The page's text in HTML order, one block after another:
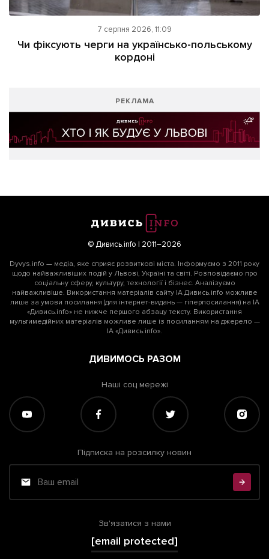
7 серпня 2026, 11:09
Чи фіксують черги на українсько-польському
кордоні
РЕКЛАМА
© Дивись.info | 2011–2026
Dyvys.info — медіа, яке сприяє розвиткові міста. Інформуємо з 2011 року
щодо найважливіших подій у Львові, Україні та світі. Розповідаємо про
соціальну сферу, культуру, технології і бізнес. Аналізуємо
найважливіше. Використання матеріалів сайту ІА Дивись.info можливе
лише за умови посилання (для інтернет-видань — гіперпосилання) на ІА
«Дивись.info» не нижче першого абзацу тексту. Використання
мультимедійних матеріалів можливе лише із посиланням на джерело —
ІА «Дивись.info».
ДИВИМОСЬ РАЗОМ
Наші соц мережі
Підписка на розсилку новин
Зв'язатися з нами
[email protected]